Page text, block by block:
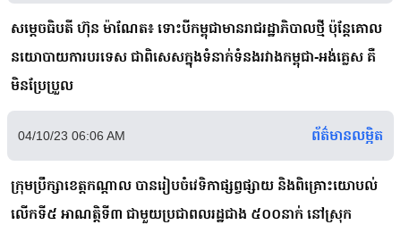
សម្តេចធិបតី ហ៊ុន ម៉ាណែត៖ ទោះបីកម្ពុជាមានរាជរដ្ឋាភិបាលថ្មី ប៉ុន្តែគោល
នយោបាយការបរទេស ជាពិសេសក្នុងទំនាក់ទំនងរវាងកម្ពុជា-អង់គ្លេស គឺ
មិនប្រែប្រួល
04/10/23 06:06 AM ព័ត៌មានលម្អិត
ក្រុមប្រឹក្សាខេត្តកណ្តាល បានរៀបចំវេទិកាផ្សព្វផ្សាយ និងពិគ្រោះយោបល់
លើកទី៥ អាណត្តិទី៣ ជាមួយប្រជាពលរដ្ឋជាង ៥០០នាក់ នៅស្រុក